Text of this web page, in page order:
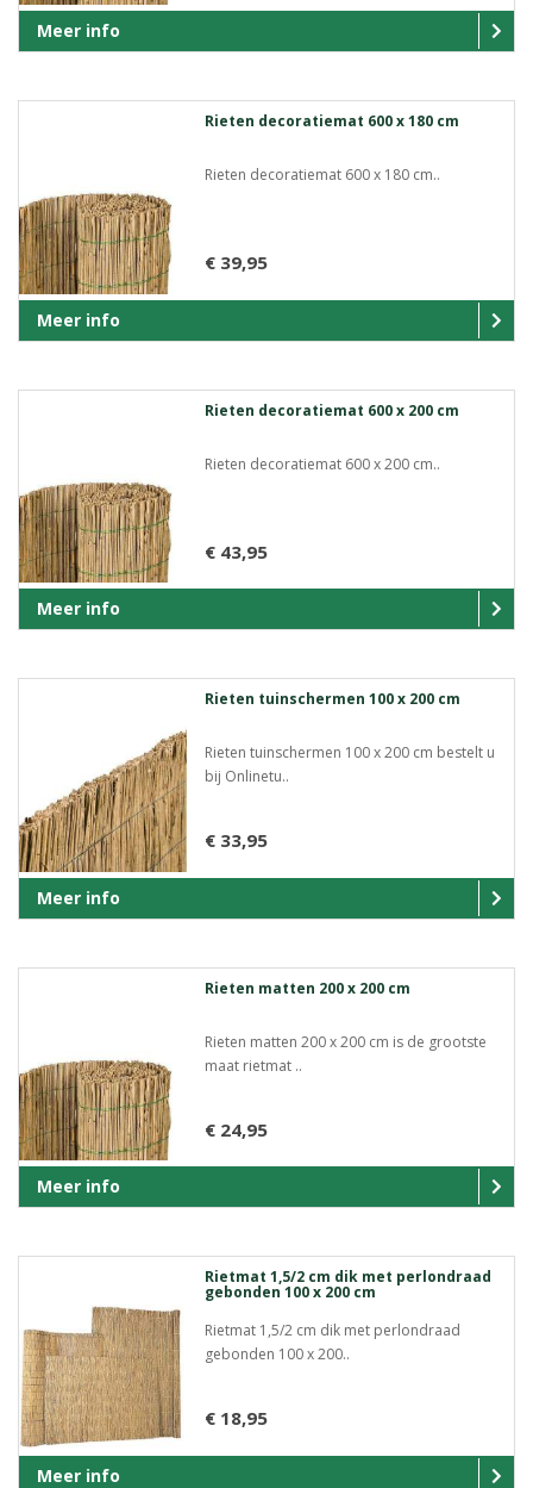
Meer info
Rieten decoratiemat 600 x 180 cm
Rieten decoratiemat 600 x 180 cm..
€ 39,95
Meer info
Rieten decoratiemat 600 x 200 cm
Rieten decoratiemat 600 x 200 cm..
€ 43,95
Meer info
Rieten tuinschermen 100 x 200 cm
Rieten tuinschermen 100 x 200 cm bestelt u
bij Onlinetu..
€ 33,95
Meer info
Rieten matten 200 x 200 cm
Rieten matten 200 x 200 cm is de grootste
maat rietmat ..
€ 24,95
Meer info
Rietmat 1,5/2 cm dik met perlondraad
gebonden 100 x 200 cm
Rietmat 1,5/2 cm dik met perlondraad
gebonden 100 x 200..
€ 18,95
Meer info